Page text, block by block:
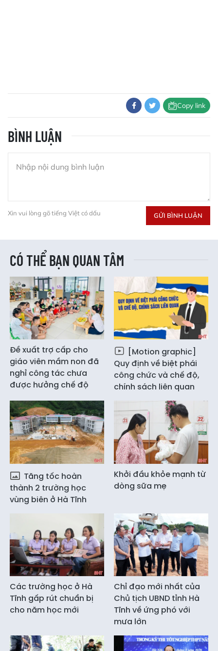
Copy link
BÌNH LUẬN
Xin vui lòng gõ tiếng Việt có dấu GỬI BÌNH LUẬN
CÓ THỂ BẠN QUAN TÂM
Đề xuất trợ cấp cho
giáo viên mầm non đã
nghỉ công tác chưa
được hưởng chế độ
[Motion graphic]
Quy định về biệt phái
công chức và chế độ,
chính sách liên quan
Tăng tốc hoàn
thành 2 trường học
vùng biên ở Hà Tĩnh
Khởi đầu khỏe mạnh từ
dòng sữa mẹ
Các trường học ở Hà
Tĩnh gấp rút chuẩn bị
cho năm học mới
Chỉ đạo mới nhất của
Chủ tịch UBND tỉnh Hà
Tĩnh về ứng phó với
mưa lớn